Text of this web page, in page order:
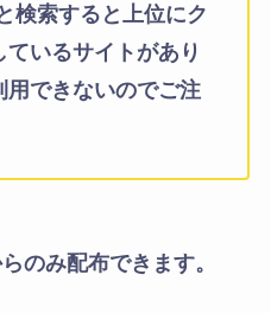
検索すると上位にク
いるサイトがあり
用できないのでご注
のみ配布できます。